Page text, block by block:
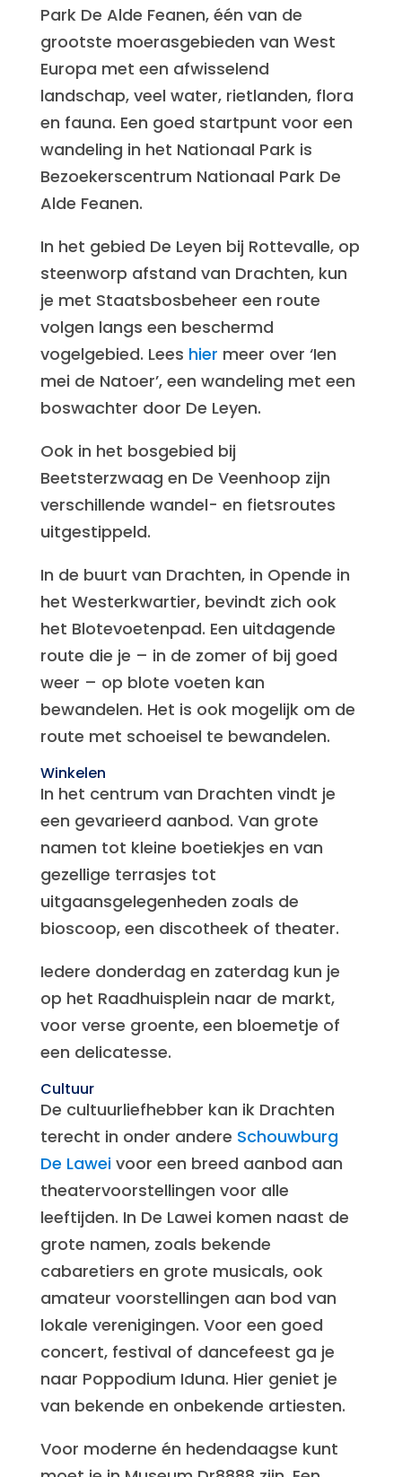
Park De Alde Feanen, één van de
grootste moerasgebieden van West
Europa met een afwisselend
landschap, veel water, rietlanden, flora
en fauna. Een goed startpunt voor een
wandeling in het Nationaal Park is
Bezoekerscentrum Nationaal Park De
Alde Feanen.
In het gebied De Leyen bij Rottevalle, op
steenworp afstand van Drachten, kun
je met Staatsbosbeheer een route
volgen langs een beschermd
vogelgebied. Lees hier meer over ‘Ien
mei de Natoer’, een wandeling met een
boswachter door De Leyen.
Ook in het bosgebied bij
Beetsterzwaag en De Veenhoop zijn
verschillende wandel- en fietsroutes
uitgestippeld.
In de buurt van Drachten, in Opende in
het Westerkwartier, bevindt zich ook
het Blotevoetenpad. Een uitdagende
route die je – in de zomer of bij goed
weer – op blote voeten kan
bewandelen. Het is ook mogelijk om de
route met schoeisel te bewandelen.
Winkelen
In het centrum van Drachten vindt je
een gevarieerd aanbod. Van grote
namen tot kleine boetiekjes en van
gezellige terrasjes tot
uitgaansgelegenheden zoals de
bioscoop, een discotheek of theater.
Iedere donderdag en zaterdag kun je
op het Raadhuisplein naar de markt,
voor verse groente, een bloemetje of
een delicatesse.
Cultuur
De cultuurliefhebber kan ik Drachten
terecht in onder andere Schouwburg
De Laweivoor een breed aanbod aan
theatervoorstellingen voor alle
leeftijden. In De Lawei komen naast de
grote namen, zoals bekende
cabaretiers en grote musicals, ook
amateur voorstellingen aan bod van
lokale verenigingen. Voor een goed
concert, festival of dancefeest ga je
naar Poppodium Iduna. Hier geniet je
van bekende en onbekende artiesten.
Voor moderne én hedendaagse kunt